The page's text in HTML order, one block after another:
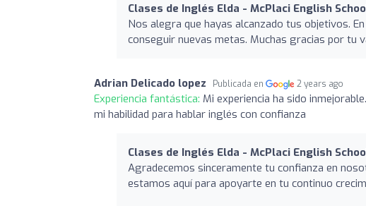
Clases de Inglés Elda - McPlaci English
Nos alegra que hayas alcanzado tus objetivos.
conseguir nuevas metas. Muchas gracias por tu
Adrian Delicado lopez Publicada en 2 years ago
Experiencia fantástica: Mi experiencia ha sido
mi habilidad para hablar inglés con confianza
Clases de Inglés Elda - McPlaci English
Agradecemos sinceramente tu confianza en
estamos aquí para apoyarte en tu continuo